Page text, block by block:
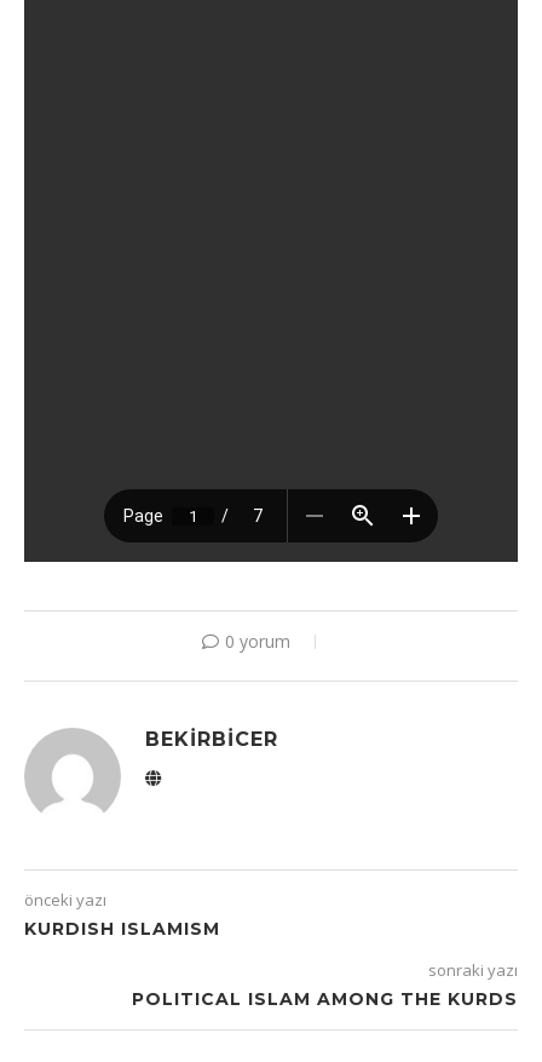
0 yorum
BEKIRBICER
önceki yazı
KURDISH ISLAMISM
sonraki yazı
POLITICAL ISLAM AMONG THE KURDS